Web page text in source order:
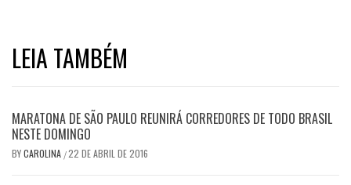
LEIA TAMBÉM
MARATONA DE SÃO PAULO REUNIRÁ CORREDORES DE TODO BRASIL
NESTE DOMINGO
BYCAROLINA /22 DE ABRIL DE 2016